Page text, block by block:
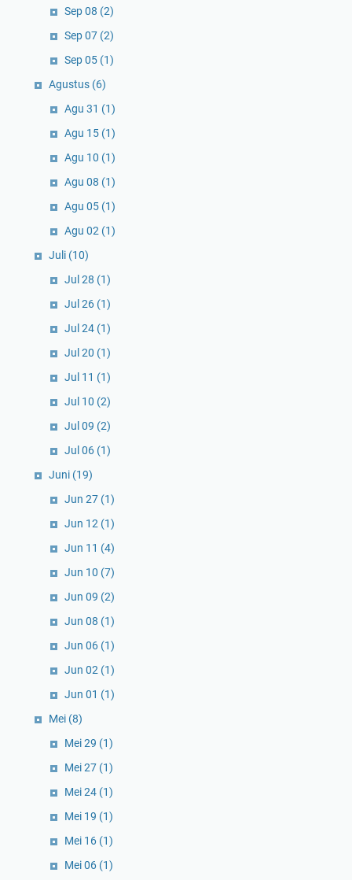
Sep 08 (2)
Sep 07 (2)
Sep 05 (1)
Agustus (6)
Agu 31 (1)
Agu 15 (1)
Agu 10 (1)
Agu 08 (1)
Agu 05 (1)
Agu 02 (1)
Juli (10)
Jul 28 (1)
Jul 26 (1)
Jul 24 (1)
Jul 20 (1)
Jul 11 (1)
Jul 10 (2)
Jul 09 (2)
Jul 06 (1)
Juni (19)
Jun 27 (1)
Jun 12 (1)
Jun 11 (4)
Jun 10 (7)
Jun 09 (2)
Jun 08 (1)
Jun 06 (1)
Jun 02 (1)
Jun 01 (1)
Mei (8)
Mei 29 (1)
Mei 27 (1)
Mei 24 (1)
Mei 19 (1)
Mei 16 (1)
Mei 06 (1)